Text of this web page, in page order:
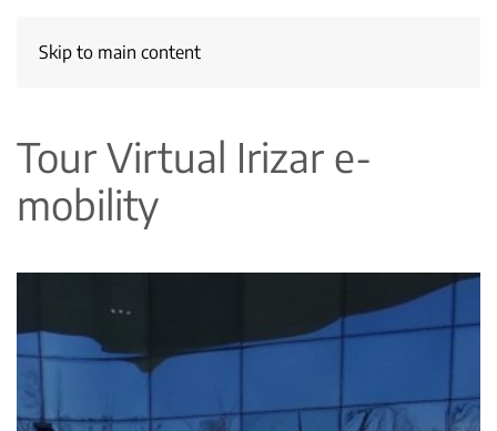
Skip to main content
Tour Virtual Irizar e-
mobility